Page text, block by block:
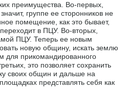
преимущества. Во-первых,
группе ее сторонников не
помещение, как это бывает,
в ПЦУ. Во-вторых,
ПЦУ. Теперь ее новым
новую общину, искать землю
для прикомандированного
это позволяет сохранить
своих общин и дальше на
представлять себя как